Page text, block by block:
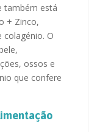
também está
+ Zinco,
colagénio. O
ossos e
que confere